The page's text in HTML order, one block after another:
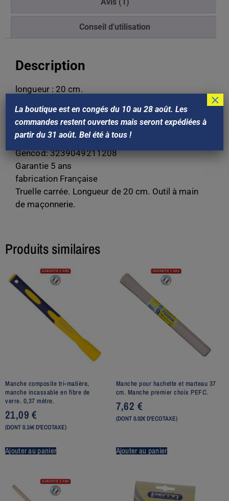
Conseil d'utilisation
Description
longueur : 20 cm.
Finition. verni et poli.
Marque : Outils PERRIN
Référence Perrin : 921120
Gencod: 3239049211208
Garantie 5 ans
fabrication Française
Truelle carrée. Longueur de 20 cm. Outil à main
de maçonnerie.
Produits similaires
Manche composite tri-matière,
manche incassable en fibre de
verre. 0,37 mètre.
21,09€
(DONT 0.14€ D'ECOTAXE)
Ajouter au panier
Manche pour hachette et marteau 37
cm. Manche premier choix PEFC.
7,62 €
(DONT 0.02€ D'ECOTAXE)
Ajouter au panier
La boutique est en congés du 10 au 28 août. Les
commandes restent ouvertes mais seront expédiées à
partir du 31 août. Bel été à tous !
×